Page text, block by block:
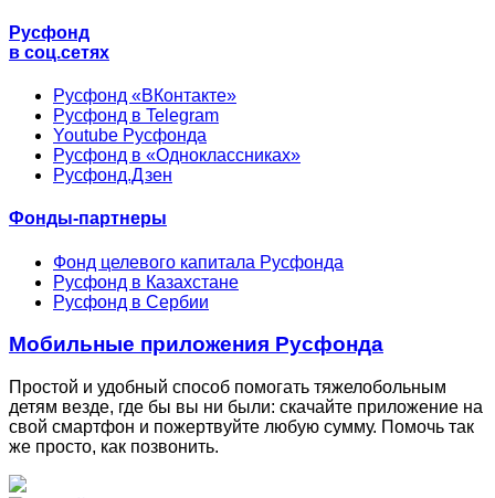
Русфонд
в соц.сетях
Русфонд «ВКонтакте»
Русфонд в Telegram
Youtube Русфонда
Русфонд в «Одноклассниках»
Русфонд.Дзен
Фонды-партнеры
Фонд целевого капитала Русфонда
Русфонд в Казахстане
Русфонд в Сербии
Мобильные приложения Русфонда
Простой и удобный способ помогать тяжелобольным
детям везде, где бы вы ни были: скачайте приложение на
свой смартфон и пожертвуйте любую сумму. Помочь так
же просто, как позвонить.